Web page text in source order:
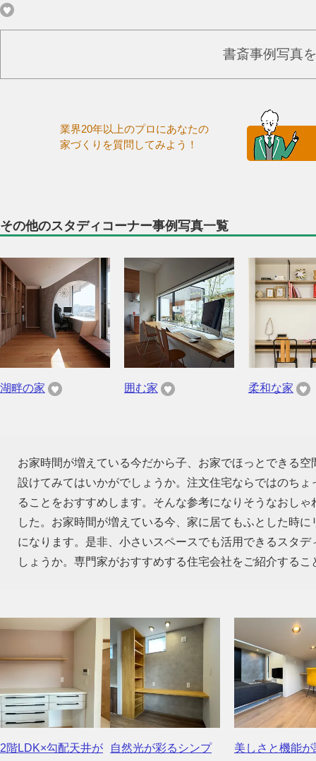
書斎事例写真
業界20年以上のプロにあなたの
家づくりを質問してみよう！
その他のスタディコーナー事例写真一覧
湖畔の家 囲む家 柔和な家
お家時間が増えている今だから子、お家でほっとできる
設けてみてはいかがでしょうか。注文住宅ならではのち
ることをおすすめします。そんな参考になりそうなおし
した。お家時間が増えている今、家に居てもふとした時
になります。是非、小さいスペースでも活用できるスタ
しょうか。専門家がおすすめする住宅会社をご紹介するこ
2階LDK×勾配天井が
自然光が彩るシンプ
美しさと機能が